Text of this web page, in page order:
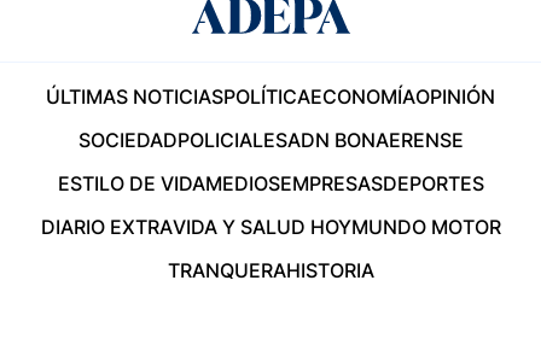
ÚLTIMAS NOTICIASPOLÍTICAECONOMÍAOPINIÓN
SOCIEDADPOLICIALESADN BONAERENSE
ESTILO DE VIDAMEDIOSEMPRESASDEPORTES
DIARIO EXTRAVIDA Y SALUD HOYMUNDO MOTOR
TRANQUERAHISTORIA